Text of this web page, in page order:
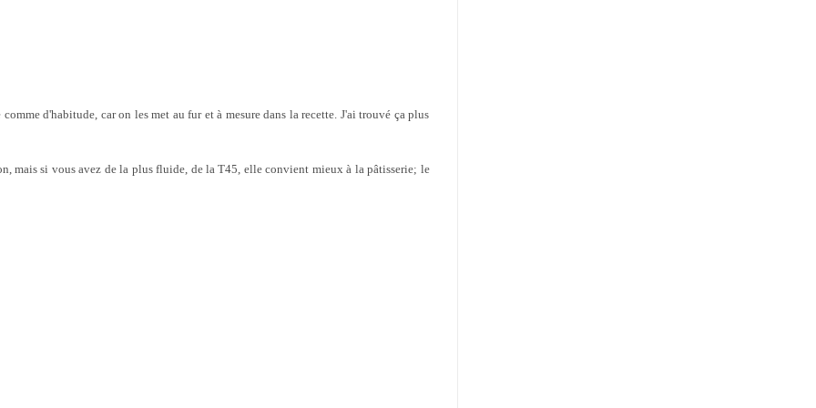
d'habitude, car on les met au fur et à mesure dans la recette. J'ai trouvé ça plus
mais si vous avez de la plus fluide, de la T45, elle convient mieux à la pâtisserie; le